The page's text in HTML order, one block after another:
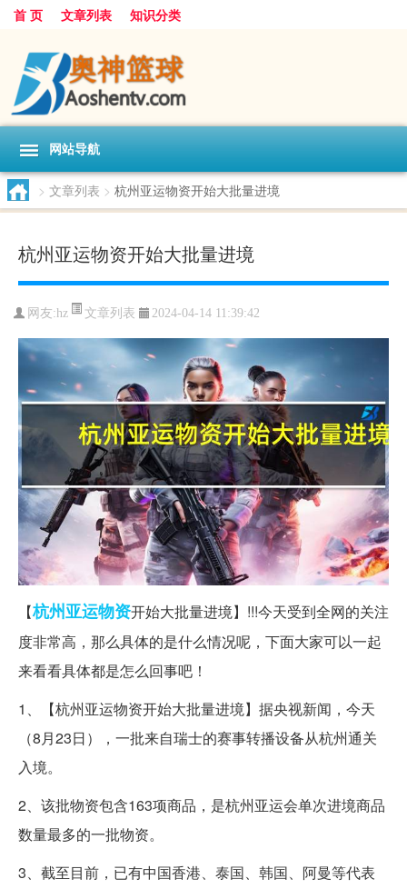
首 页 文章列表 知识分类
网站导航
> 文章列表 > 杭州亚运物资开始大批量进境
杭州亚运物资开始大批量进境
网友:hz 文章列表 2024-04-14 11:39:42
【杭州亚运物资开始大批量进境】!!!今天受到全网的关注
度非常高，那么具体的是什么情况呢，下面大家可以一起
来看看具体都是怎么回事吧！
1、【杭州亚运物资开始大批量进境】据央视新闻，今天
（8月23日），一批来自瑞士的赛事转播设备从杭州通关
入境。
2、该批物资包含163项商品，是杭州亚运会单次进境商品
数量最多的一批物资。
3、截至目前，已有中国香港、泰国、韩国、阿曼等代表